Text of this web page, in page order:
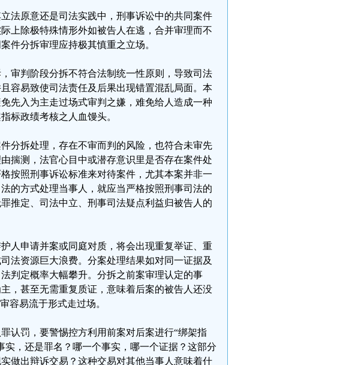
法原意还是司法实践中，刑事诉讼中的共同案件
上除极特殊情形外如被告人在逃，合并审理而不
件分拆审理应持极其慎重之立场。
审判阶段分拆不符合法制统一性原则，导致司法
容易致使司法责任及后果出现错置混乱局面。本
先入为主走过场式审判之嫌，难免给人造成一种
标政绩考核之人血馒头。
分拆处理，存在不审而判的风险，也符合未审先
揣测，法官心目中或潜存意识里是否存在案件处
按照刑事诉讼标准来对待案件，尤其本案并非一
的方式处理当事人，就应当严格按照刑事司法的
推定、司法中立、刑事司法疑点利益归被告人的
人申请并案或同庭对质，将会出现重复举证、重
法资源巨大浪费。分案处理结果如对同一证据及
判定概率大幅攀升。分拆之前案审理认定的事
，甚至无需重复质证，意味着后案的被告人还没
容易流于形式走过场。
认罚，要警惕控方利用前案对后案进行“绑架指
，还是罪名？哪一个事实，哪一个证据？这部分
做出辩诉交易？这种交易对其他当事人意味着什